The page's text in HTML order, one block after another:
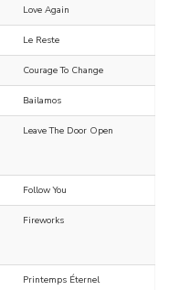
Love Again
Le Reste
Courage To Change
Bailamos
Leave The Door Open
Follow You
Fireworks
Printemps Éternel